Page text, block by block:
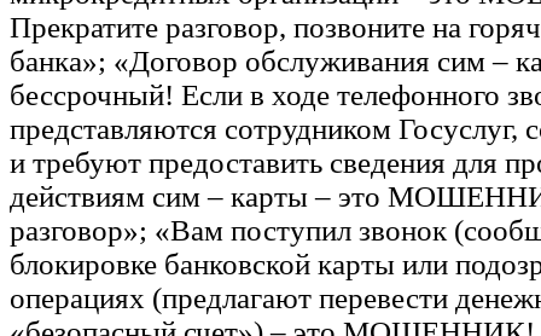
Прекратите разговор, позвоните на
банка»; «Договор обслуживания сим –
бессрочный! Если в ходе телефонного
представляются сотрудником Госуслуг,
и требуют предоставить сведения для
действиям сим – карты – это
разговор»; «Вам поступил звонок
блокировке банковской карты или
операциях (предлагают перевести